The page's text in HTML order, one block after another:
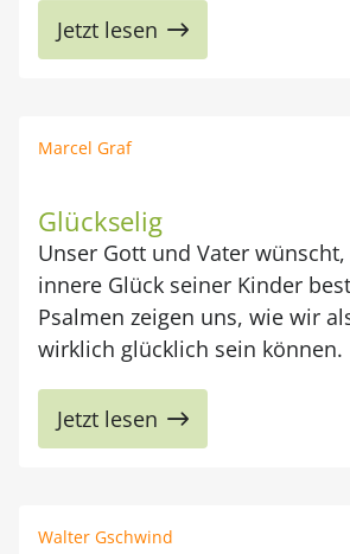
Jetzt lesen
Marcel Graf
Glückselig
Unser Gott und Vater wünscht,
innere Glück seiner Kinder
Psalmen zeigen uns, wie wir
wirklich glücklich sein können.
Jetzt lesen
Walter Gschwind